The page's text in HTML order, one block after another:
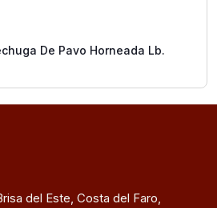
De Pavo Horneada Lb.
del Este, Costa del Faro,